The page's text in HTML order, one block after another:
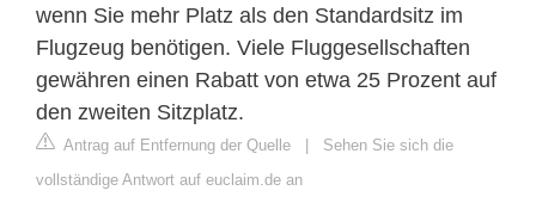
wenn Sie mehr Platz als den Standardsitz im
Flugzeug benötigen. Viele Fluggesellschaften
gewähren einen Rabatt von etwa 25 Prozent auf
den zweiten Sitzplatz.
Antrag auf Entfernung der Quelle
Sehen Sie sich die
vollständige Antwort auf euclaim.de an